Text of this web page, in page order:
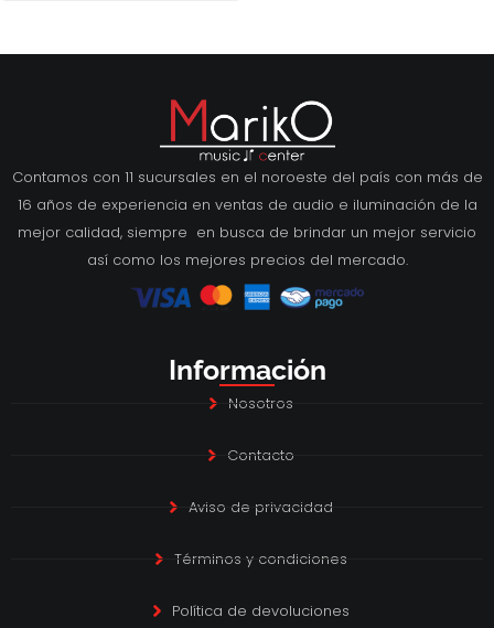
Contamos con 11 sucursales en el noroeste del país con más de
16 años de experiencia en ventas de audio e iluminación de la
mejor calidad, siempre en busca de brindar un mejor servicio
así como los mejores precios del mercado.
Información
Nosotros
Contacto
Aviso de privacidad
Términos y condiciones
Política de devoluciones